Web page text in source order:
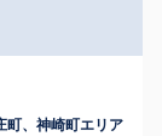
町、神崎町エリア